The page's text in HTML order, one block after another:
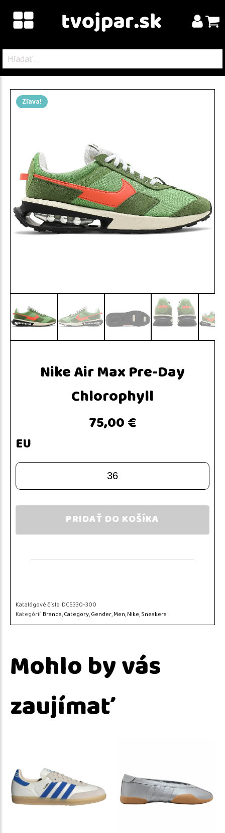
Zľava!
Nike Air Max Pre-Day
Chlorophyll
75,00 €
EU
36
PRIDAŤ DO KOŠÍKA
Katalógové číslo:DC5330-300
Kategórií:Brands,Category,Gender,Men,Nike,Sneakers
Mohlo by vás
zaujímať